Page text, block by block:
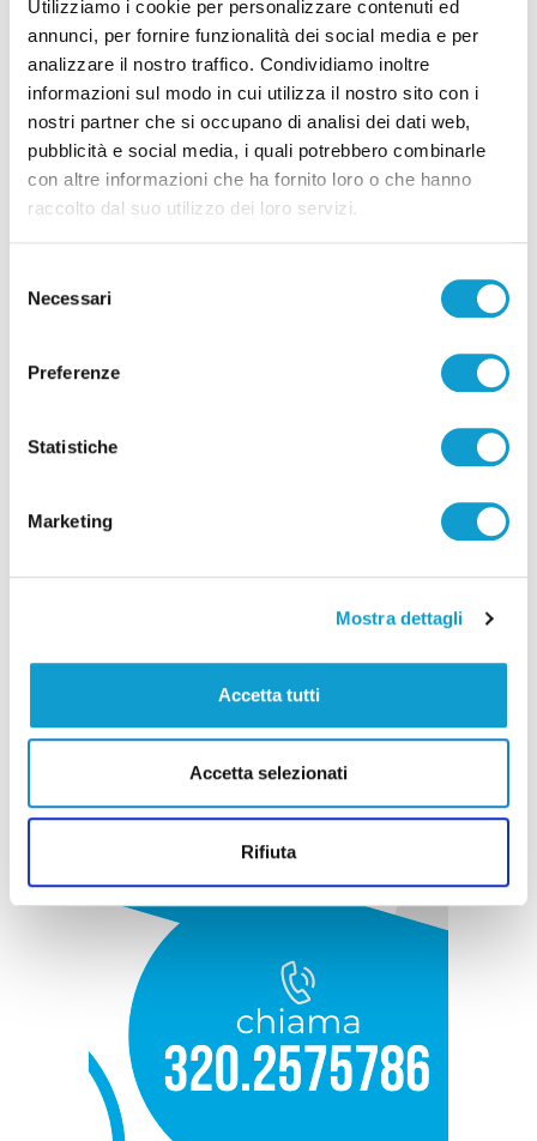
Utilizziamo i cookie per personalizzare contenuti ed
annunci, per fornire funzionalità dei social media e per
analizzare il nostro traffico. Condividiamo inoltre
informazioni sul modo in cui utilizza il nostro sito con i
nostri partner che si occupano di analisi dei dati web,
pubblicità e social media, i quali potrebbero combinarle
con altre informazioni che ha fornito loro o che hanno
raccolto dal suo utilizzo dei loro servizi.
delNecessari
Preferenze
Statistiche
Marketing
Mostra dettagli
Accetta tutti
Accetta selezionati
Rifiuta
Pubblicità